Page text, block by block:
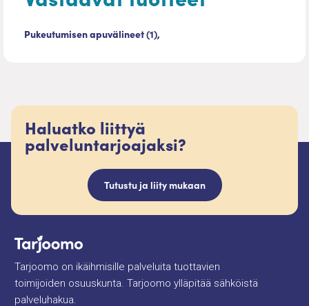
Pukeutumisen apuvälineet (1),
Haluatko liittyä
palveluntarjoajaksi?
Tutustu ja liity mukaan
Tarjoomo on ikäihmisille palveluita tuottavien
toimijoiden osuuskunta. Tarjoomo ylläpitää sähköistä
palveluhakua.